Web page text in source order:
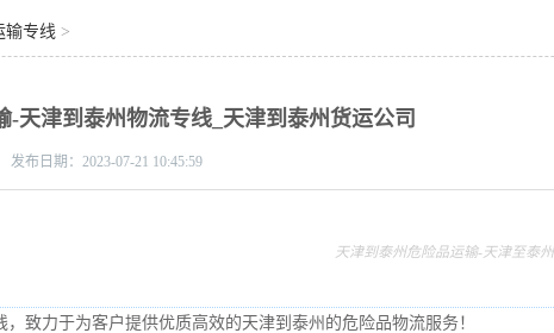
输专线 >
-天津到泰州物流专线_天津到泰州货运公司
发布日期： 2023-07-21 10:45:59
天津到泰州危险品运输-天津至泰
致力于为客户提供优质高效的天津到泰州的危险品物流服务！